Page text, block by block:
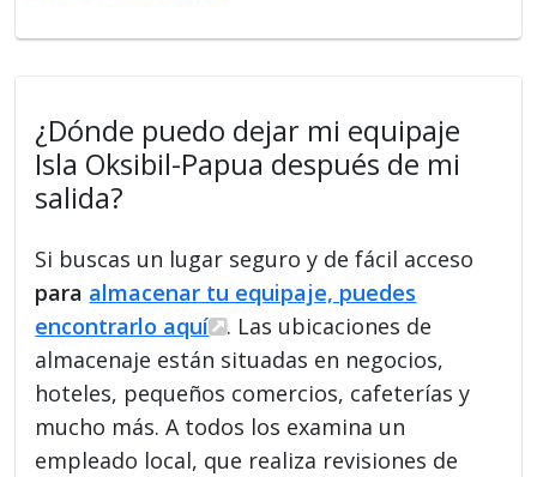
¿Dónde puedo dejar mi equipaje
Isla Oksibil-Papua después de mi
salida?
Si buscas un lugar seguro y de fácil acceso
para almacenar tu equipaje, puedes
encontrarlo aquí
. Las ubicaciones de
almacenaje están situadas en negocios,
hoteles, pequeños comercios, cafeterías y
mucho más. A todos los examina un
empleado local, que realiza revisiones de